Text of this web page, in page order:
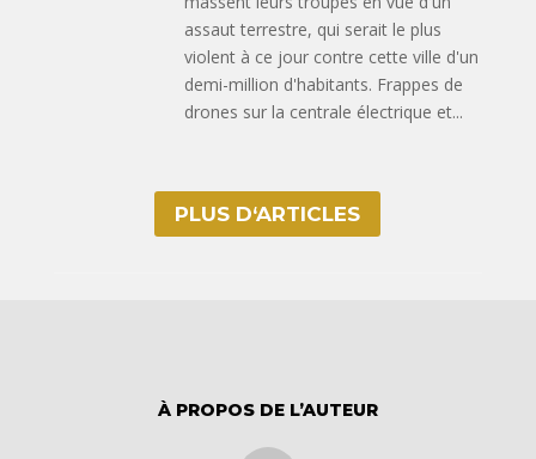
assaut terrestre, qui serait le plus
violent à ce jour contre cette ville d'un
demi-million d'habitants. Frappes de
drones sur la centrale électrique et...
PLUS D‘ARTICLES
À PROPOS DE L’AUTEUR